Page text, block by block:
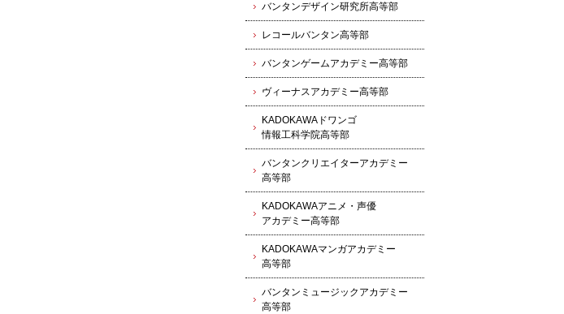
バンタンデザイン研究所高等部
レコールバンタン高等部
バンタンゲームアカデミー高等部
ヴィーナスアカデミー高等部
KADOKAWAドワンゴ
情報工科学院高等部
バンタンクリエイターアカデミー
高等部
KADOKAWAアニメ・声優
アカデミー高等部
KADOKAWAマンガアカデミー
高等部
バンタンミュージックアカデミー
高等部